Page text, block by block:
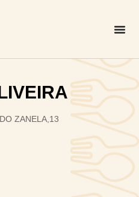
ZANELA,13